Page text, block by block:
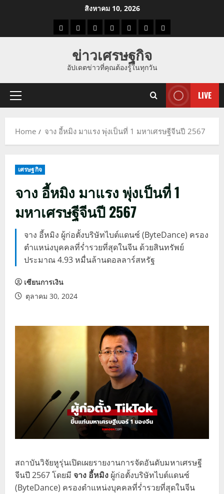
สิงหาคม 10, 2026
ราคาแนว
ราคา
ทอง
ข่าว
นี้
ข่าว
ดูด
ที่
ผู้ชาย
ข่าวเศรษฐกิจ
อัปเดตข่าวที่คุณต้องรู้ในทุกวัน
Primary
LIVE
Home จาง อี้หมิง มาแรง พุ่งเป็นที่ 1 มหาเศรษฐีจีนปี 2567
เศรษฐกิจ
จาง อี้หมิง มาแรง พุ่งเป็นที่ 1
มหาเศรษฐีจีนปี 2567
จาง อี้หมิง ผู้ก่อตั้งบริษัทไบต์แดนซ์ (ByteDance) ครอง
ตำแหน่งบุคคลที่ร่ำรวยที่สุดในจีน ด้วยสินทรัพย์
ประมาณ 4.93 หมื่นล้านดอลลาร์สหรัฐ
เซียนการเงิน
ตุลาคม 30, 2024
สถาบันวิจัยหูรุ่นเปิดเผยรายงานการจัดอันดับมหาเศรษฐี
จีนปี 2567 โดยมี จาง อี้หมิง ผู้ก่อตั้งบริษัทไบต์แดนซ์
(ByteDance) ครองตำแหน่งบุคคลที่ร่ำรวยที่สุดในจีน